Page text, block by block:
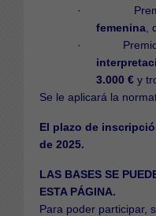
·
femenina
·
3.000 € y
Se le aplicará la
El plazo de
de 2025.
LAS BASES SE
ESTA PÁGINA.
Para poder participar,